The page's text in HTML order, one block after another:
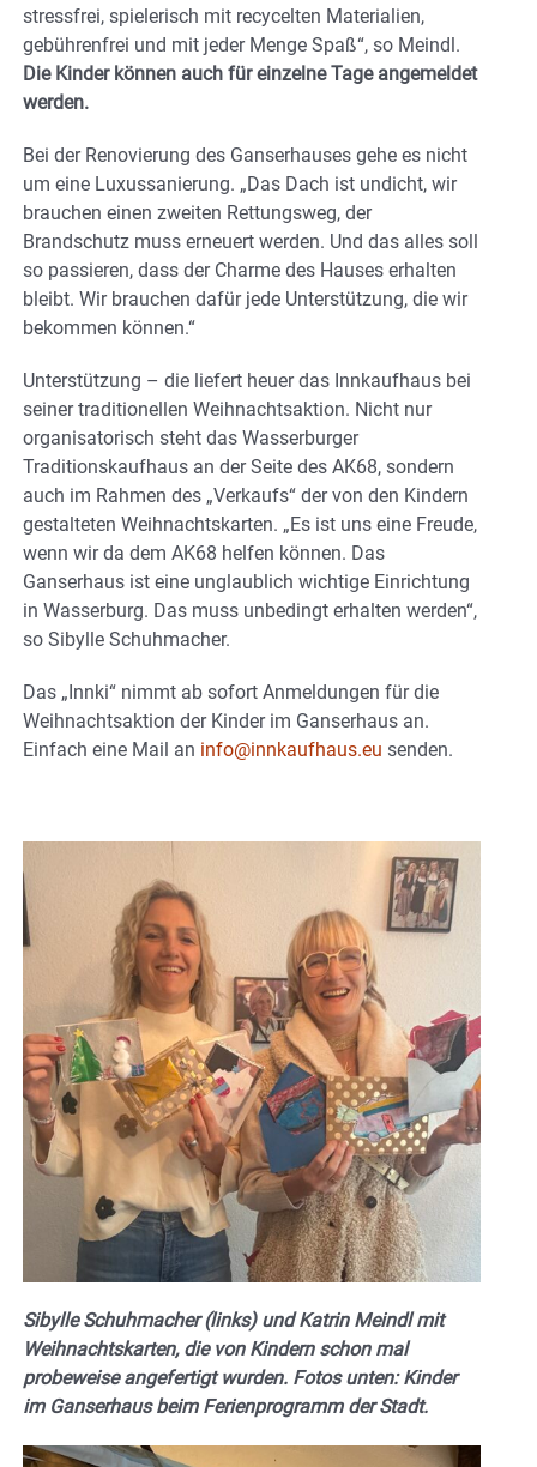
stressfrei, spielerisch mit recycelten Materialien,
gebührenfrei und mit jeder Menge Spaß“, so Meindl.
Die Kinder können auch für einzelne Tage angemeldet
werden.
Bei der Renovierung des Ganserhauses gehe es nicht
um eine Luxussanierung. „Das Dach ist undicht, wir
brauchen einen zweiten Rettungsweg, der
Brandschutz muss erneuert werden. Und das alles soll
so passieren, dass der Charme des Hauses erhalten
bleibt. Wir brauchen dafür jede Unterstützung, die wir
bekommen können.“
Unterstützung – die liefert heuer das Innkaufhaus bei
seiner traditionellen Weihnachtsaktion. Nicht nur
organisatorisch steht das Wasserburger
Traditionskaufhaus an der Seite des AK68, sondern
auch im Rahmen des „Verkaufs“ der von den Kindern
gestalteten Weihnachtskarten. „Es ist uns eine Freude,
wenn wir da dem AK68 helfen können. Das
Ganserhaus ist eine unglaublich wichtige Einrichtung
in Wasserburg. Das muss unbedingt erhalten werden“,
so Sibylle Schuhmacher.
Das „Innki“ nimmt ab sofort Anmeldungen für die
Weihnachtsaktion der Kinder im Ganserhaus an.
Einfach eine Mail an info@innkaufhaus.eu senden.
Sibylle Schuhmacher (links) und Katrin Meindl mit
Weihnachtskarten, die von Kindern schon mal
probeweise angefertigt wurden. Fotos unten: Kinder
im Ganserhaus beim Ferienprogramm der Stadt.